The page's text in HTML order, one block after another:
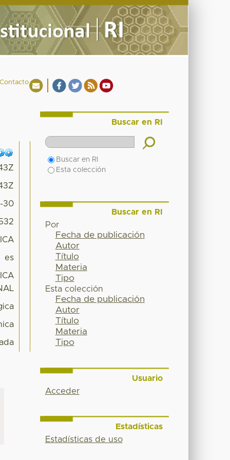
Contacto
30
es
Buscar en RI
Buscar en RI
Esta colección
Buscar en RI
Por
Fecha de publicación
Autor
Título
Materia
Tipo
Esta colección
Fecha de publicación
Autor
Título
Materia
Tipo
Usuario
Acceder
Estadísticas
Estadísticas de uso